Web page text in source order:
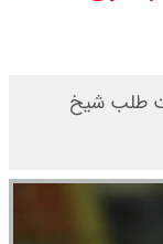
ثبت نام سایپا از امروز ۱۷ مرداد ۱۴۰۵
با پیش
طلب شیخ